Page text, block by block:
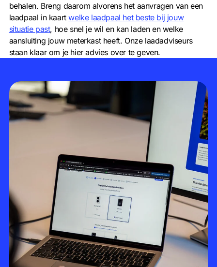
behalen. Breng daarom alvorens het aanvragen van een
laadpaal in kaartwelke laadpaal het beste bij jouw
situatie past, hoe snel je wil en kan laden en welke
aansluiting jouw meterkast heeft. Onze laadadviseurs
staan klaar om je hier advies over te geven.